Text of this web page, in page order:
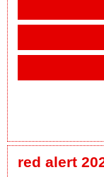
red alert